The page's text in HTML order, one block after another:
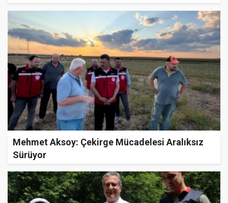
Mehmet Aksoy: Çekirge Mücadelesi Aralıksız
Sürüyor